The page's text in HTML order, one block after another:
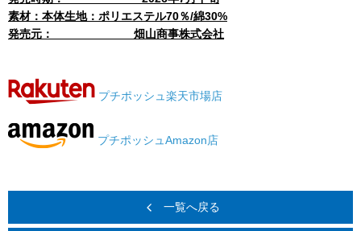
素材：本体生地：ポリエステル70％/綿30%
発売元： 畑山商事株式会社
プチポッシュ楽天市場店
プチポッシュAmazon店
一覧へ戻る